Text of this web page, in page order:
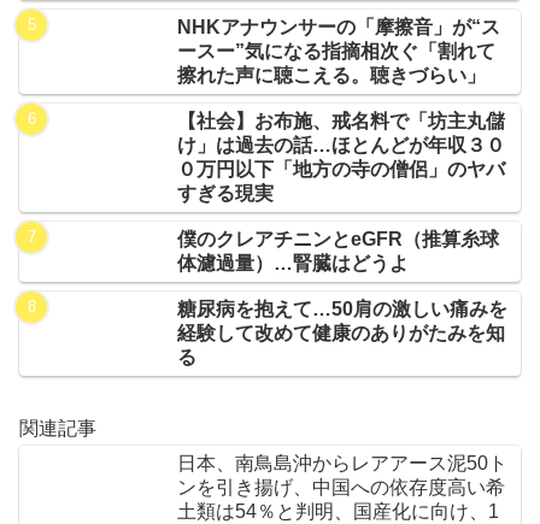
NHKアナウンサーの「摩擦音」が“ス
ースー”気になる指摘相次ぐ「割れて
擦れた声に聴こえる。聴きづらい」
【社会】お布施、戒名料で「坊主丸儲
け」は過去の話…ほとんどが年収３０
０万円以下「地方の寺の僧侶」のヤバ
すぎる現実
僕のクレアチニンとeGFR（推算糸球
体濾過量）…腎臓はどうよ
糖尿病を抱えて…50肩の激しい痛みを
経験して改めて健康のありがたみを知
る
関連記事
日本、南鳥島沖からレアアース泥50ト
ンを引き揚げ、中国への依存度高い希
土類は54％と判明、国産化に向け、1